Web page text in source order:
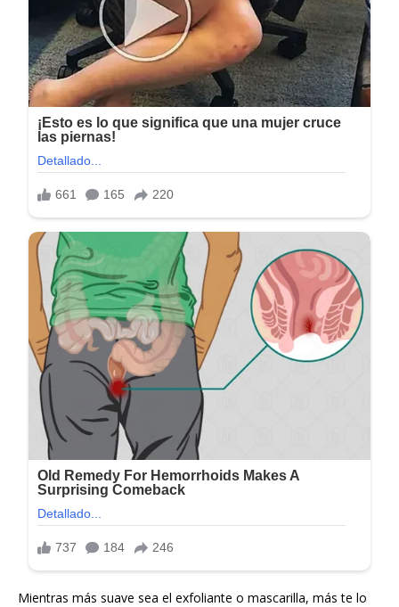
Mientras más suave sea el exfoliante o mascarilla, más te lo